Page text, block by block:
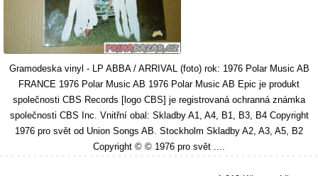
Gramodeska vinyl - LP ABBA / ARRIVAL (foto) rok: 1976 Polar Music AB
FRANCE 1976 Polar Music AB 1976 Polar Music AB Epic je produkt
společnosti CBS Records [logo CBS] je registrovaná ochranná známka
společnosti CBS Inc. Vnitřní obal: Skladby A1, A4, B1, B3, B4 Copyright
1976 pro svět od Union Songs AB. Stockholm Skladby A2, A3, A5, B2
Copyright © © 1976 pro svět ....